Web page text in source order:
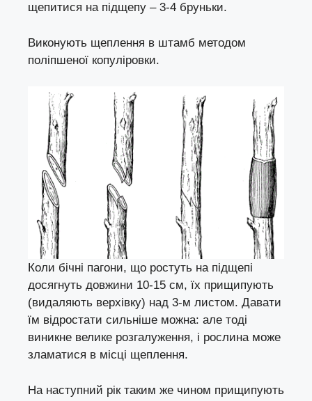
щепитися на підщепу – 3-4 бруньки.
Виконують щеплення в штамб методом
поліпшеної копуліровки.
Коли бічні пагони, що ростуть на підщепі
досягнуть довжини 10-15 см, їх прищипують
(видаляють верхівку) над 3-м листом. Давати
їм відростати сильніше можна: але тоді
виникне велике розгалуження, і рослина може
зламатися в місці щеплення.
На наступний рік таким же чином прищипують